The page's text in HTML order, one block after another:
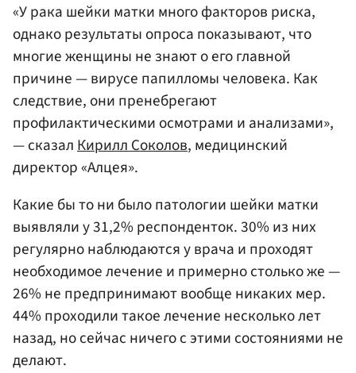
«У рака шейки матки много факторов риска,
однако результаты опроса показывают, что
многие женщины не знают о его главной
причине — вирусе папилломы человека. Как
следствие, они пренебрегают
профилактическими осмотрами и анализами»,
— сказалКирилл Соколов, медицинский
директор «Алцея».
Какие бы то ни было патологии шейки матки
выявляли у 31,2% респонденток. 30% из них
регулярно наблюдаются у врача и проходят
необходимое лечение и примерно столько же —
26% не предпринимают вообще никаких мер.
44% проходили такое лечение несколько лет
назад, но сейчас ничего с этими состояниями не
делают.